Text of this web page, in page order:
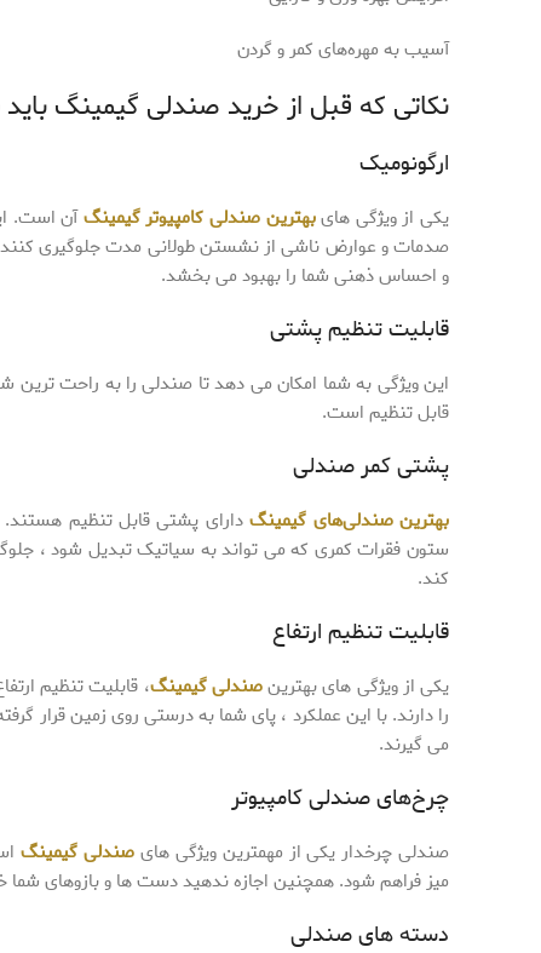
آسیب به مهره‌های کمر و گردن
نکاتی که قبل از خرید صندلی گیمینگ باید
ارگونومیک
یکی از ویژگی هایبهترین صندلی کامپیوتر گیمینگآن است.
صدمات و عوارض ناشی از نشستن طولانی مدت جلوگیری
و احساس ذهنی شما را بهبود می بخشد.
قابلیت تنظیم پشتی
این ویژگی به شما امکان می دهد تا صندلی را به راحت
قابل تنظیم است.
پشتی کمر صندلی
بهترین صندلی‌های گیمینگدارای پشتی قابل تنظیم
ستون فقرات کمری که می تواند به سیاتیک تبدیل شود ،
کند.
قابلیت تنظیم ارتفاع
یکی از ویژگی های بهترینصندلی گیمینگ، قابلیت تنظیم
را دارند. با این عملکرد ، پای شما به درستی روی زمین قرار
می گیرند.
چرخ‌های صندلی کامپیوتر
صندلی چرخدار یکی از مهمترین ویژگی های صندلی گیمینگ
میز فراهم شود. همچنین اجازه ندهید دست ها و بازوهای
دسته های صندلی